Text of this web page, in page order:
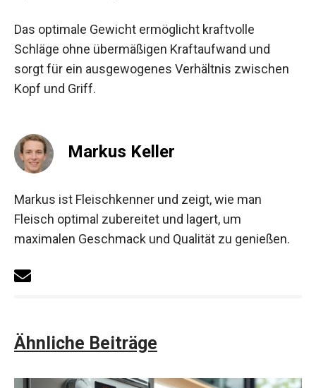
Das optimale Gewicht ermöglicht kraftvolle
Schläge ohne übermäßigen Kraftaufwand und
sorgt für ein ausgewogenes Verhältnis zwischen
Kopf und Griff.
Markus Keller
Markus ist Fleischkenner und zeigt, wie man
Fleisch optimal zubereitet und lagert, um
maximalen Geschmack und Qualität zu genießen.
Ähnliche Beiträge